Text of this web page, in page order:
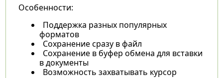
Особенности:
Поддержка разных популярных
форматов
Сохранение сразу в файл
Сохранение в буфер обмена для вставки
в документы
Возможность захватывать курсор